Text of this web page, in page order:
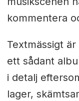
kommentera
Textmässigt
ett sådant
i detalj
lager,